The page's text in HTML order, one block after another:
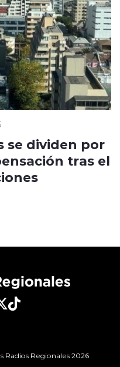
se dividen por
tras el
Radios Regionales 2026